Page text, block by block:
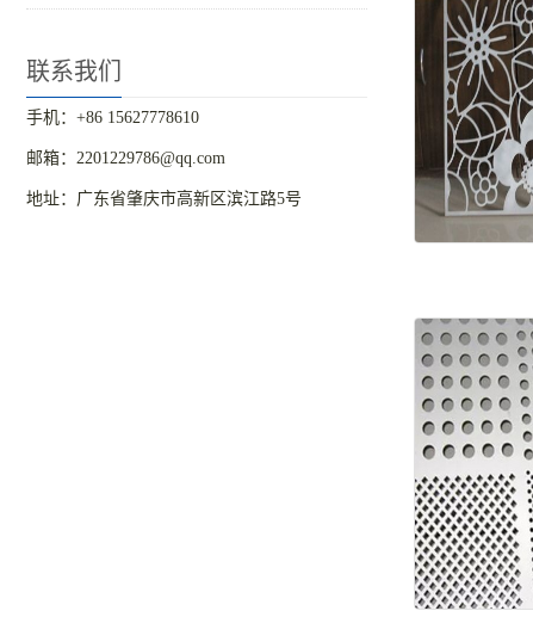
联系我们
手机：+86 15627778610
邮箱：2201229786@qq.com
地址：广东省肇庆市高新区滨江路5号